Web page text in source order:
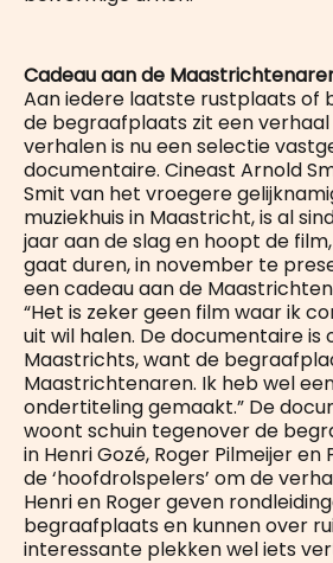
Cadeau aan de
Aan iedere laatste rustplaats of
de begraafplaats zit een verhaal
verhalen is nu een selectie
documentaire. Cineast Arnold
Smit van het vroegere
muziekhuis in Maastricht, is al
jaar aan de slag en hoopt de
gaat duren, in november te
een cadeau aan de
“Het is zeker geen film waar ik
uit wil halen. De documentaire is
Maastrichts, want de
Maastrichtenaren. Ik heb wel
ondertiteling gemaakt.” De
woont schuin tegenover de
in Henri Gozé, Roger Pilmeijer
de ‘hoofdrolspelers’ om de
Henri en Roger geven
begraafplaats en kunnen over
interessante plekken wel iets